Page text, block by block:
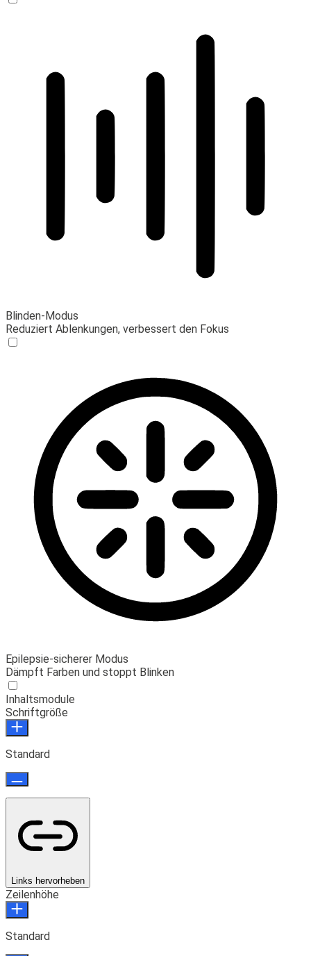
Blinden-Modus
Reduziert Ablenkungen, verbessert den Fokus
Epilepsie-sicherer Modus
Dämpft Farben und stoppt Blinken
Inhaltsmodule
Schriftgröße
Standard
Links hervorheben
Zeilenhöhe
Standard